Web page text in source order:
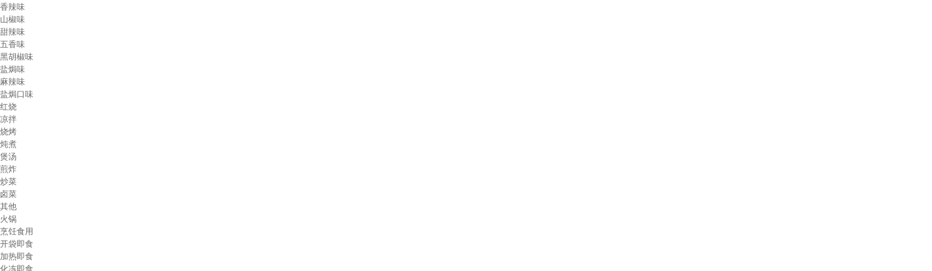
香辣味
山椒味
甜辣味
五香味
黑胡椒味
盐焗味
麻辣味
盐焗口味
红烧
凉拌
烧烤
炖煮
煲汤
煎炸
炒菜
卤菜
其他
火锅
烹饪食用
开袋即食
加热即食
化冻即食